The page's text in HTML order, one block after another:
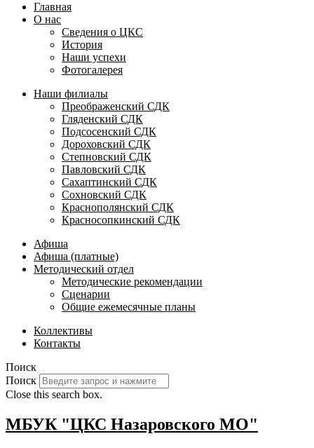
Главная
О нас
Сведения о ЦКС
История
Наши успехи
Фотогалерея
Наши филиалы
Преображенский СДК
Гляденский СДК
Подсосенский СДК
Дороховский СДК
Степновский СДК
Павловский СДК
Сахаптинский СДК
Сохновский СДК
Краснополянский СДК
Красносопкинский СДК
Афиша
Афиша (платные)
Методический отдел
Методические рекомендации
Сценарии
Общие ежемесячные планы
Коллективы
Контакты
Поиск
Поиск
Close this search box.
МБУК "ЦКС Назаровского МО"